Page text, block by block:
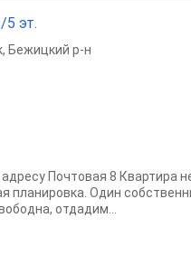
5 эт.
, Бежицкий р-н
Почтовая 8 Квартира
планировка. Один
отдадим...